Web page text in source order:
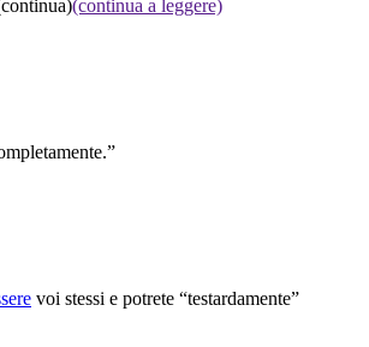
(continua a leggere)
voi stessi e potrete “testardamente”